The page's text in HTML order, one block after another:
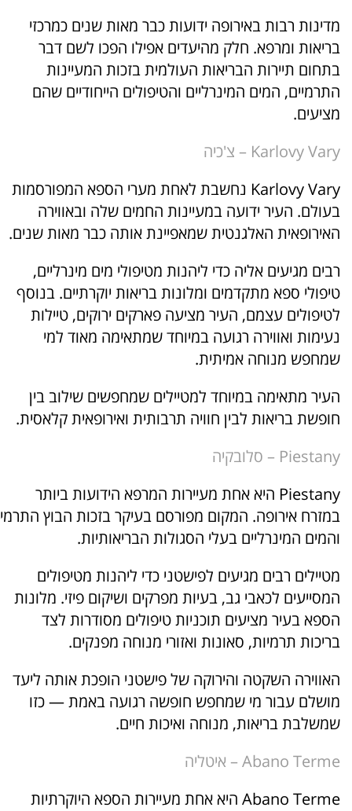
מדינות רבות באירופה ידועות כבר מאות שנים כמרכזי
בריאות ומרפא. חלק מהיעדים אפילו הפכו לשם דבר
בתחום תיירות הבריאות העולמית בזכות המעיינות
התרמיים, המים המינרליים והטיפולים הייחודיים שהם
מציעים.
Karlovy Vary – צ'כיה
Karlovy Vary נחשבת לאחת מערי הספא המפורסמות
בעולם. העיר ידועה במעיינות החמים שלה ובאווירה
האירופאית האלגנטית שמאפיינת אותה כבר מאות שנים.
רבים מגיעים אליה כדי ליהנות מטיפולי מים מינרליים,
טיפולי ספא מתקדמים ומלונות בריאות יוקרתיים. בנוסף
לטיפולים עצמם, העיר מציעה פארקים ירוקים, טיילות
נעימות ואווירה רגועה במיוחד שמתאימה מאוד למי
שמחפש מנוחה אמיתית.
העיר מתאימה במיוחד למטיילים שמחפשים שילוב בין
חופשת בריאות לבין חוויה תרבותית ואירופאית קלאסית.
Piestany – סלובקיה
Piestany היא אחת מעיירות המרפא הידועות ביותר
במזרח אירופה. המקום מפורסם בעיקר בזכות הבוץ התרמי
והמים המינרליים בעלי הסגולות הבריאותיות.
מטיילים רבים מגיעים לפישטני כדי ליהנות מטיפולים
המסייעים לכאבי גב, בעיות מפרקים ושיקום פיזי. מלונות
הספא בעיר מציעים תוכניות טיפולים מסודרות לצד
בריכות תרמיות, סאונות ואזורי מנוחה מפנקים.
האווירה השקטה והירוקה של פישטני הופכת אותה ליעד
מושלם עבור מי שמחפש חופשה רגועה באמת — כזו
שמשלבת בריאות, מנוחה ואיכות חיים.
Abano Terme – איטליה
Abano Terme היא אחת מעיירות הספא היוקרתיות